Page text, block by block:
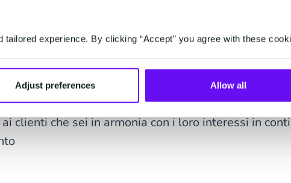
experience. By clicking “Accept” you agree with these
Adjust preferences Allow all
tempo e denaro automatizzando i workflow
iniziative del servizio clienti inviando
speciali, richiami di prodotti e offerte
di marketing che rispecchino la cronologia
clienti che sei in armonia con i loro interessi in